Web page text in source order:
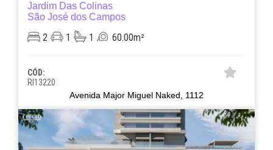
Jardim Das Colinas
São José dos Campos
2 1 1 60.00m²
CÓD:
RI13220
Avenida Major Miguel Naked, 1112